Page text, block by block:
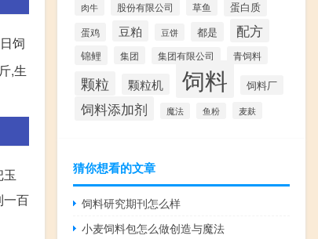
饲
,生
一百
肉牛
股份有限公司 草鱼 蛋白质
蛋鸡 豆粕 豆饼 都是 配方
锦鲤 集团 集团有限公司 青饲料
颗粒 颗粒机 饲料 饲料厂
饲料添加剂 魔法 鱼粉 麦麸
猜你想看的文章
饲料研究期刊怎么样
小麦饲料包怎么做创造与魔法